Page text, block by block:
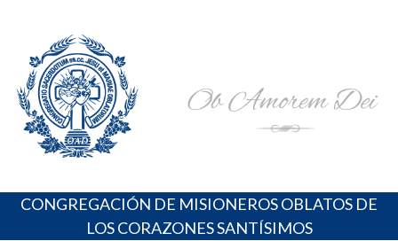
content
Portal de los Padres Oblatos. Advocaciones Marianas,
Oraciones, Música religiosa y más
CONGREGACIÓN DE MISIONEROS OBLATOS DE
LOS CORAZONES SANTÍSIMOS